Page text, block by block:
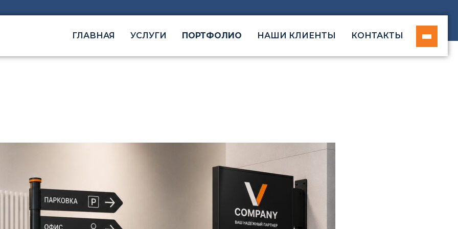
ГЛАВНАЯ УСЛУГИ ПОРТФОЛИО НАШИ КЛИЕНТЫ КОНТАКТЫ